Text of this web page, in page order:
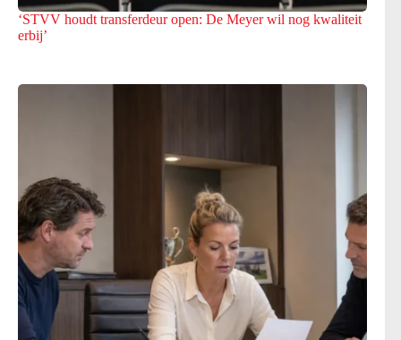
‘STVV houdt transferdeur open: De Meyer wil nog kwaliteit
erbij’